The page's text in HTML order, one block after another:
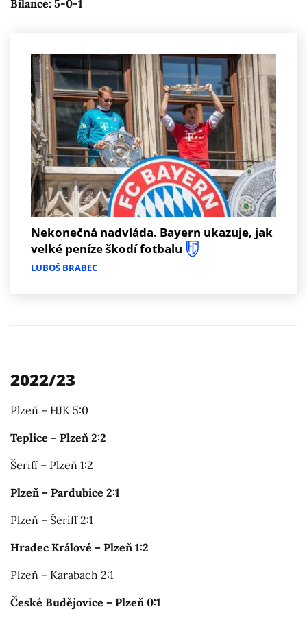
Bilance: 5-0-1
Nekonečná nadvláda. Bayern ukazuje, jak
velké peníze škodí fotbalu
LUBOŠ BRABEC
2022/23
Plzeň – HJK 5:0
Teplice – Plzeň 2:2
Šeriff – Plzeň 1:2
Plzeň – Pardubice 2:1
Plzeň – Šeriff 2:1
Hradec Králové – Plzeň 1:2
Plzeň – Karabach 2:1
České Budějovice – Plzeň 0:1